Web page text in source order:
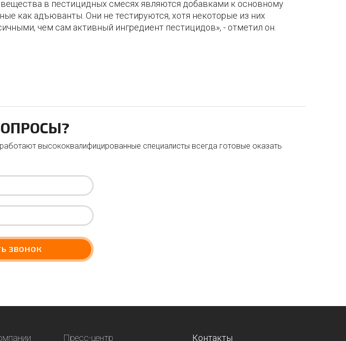
в пестицидных смесях являются добавками к основному
как адъюванты. Они не тестируются, хотя некоторые из них
чем сам активный ингредиент пестицидов», - отметил он.
высококвалифицированные специалисты всегда готовые оказать
звонок
Пресс-центр Контакты